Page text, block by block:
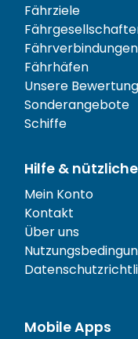
Fährziele
Fährverbindungen
Fährhäfen
Unsere
Sonderangebote
Schiffe
Hilfe &
Mein Konto
Kontakt
Über uns
Mobile Apps